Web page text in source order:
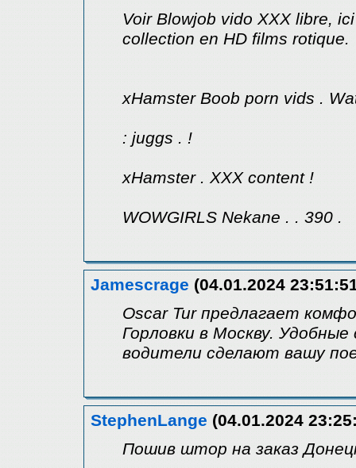
Voir Blowjob vido XXX libre,
collection en HD films rotique.
xHamster Boob porn vids .
: juggs . !
xHamster . XXX content !
WOWGIRLS Nekane . . 390 .
Jamescrage (04.01.2024
Oscar Tur предлагает
Горловки в Москву.
водители сделают вашу
StephenLange (04.01.2024
Пошив штор на заказ